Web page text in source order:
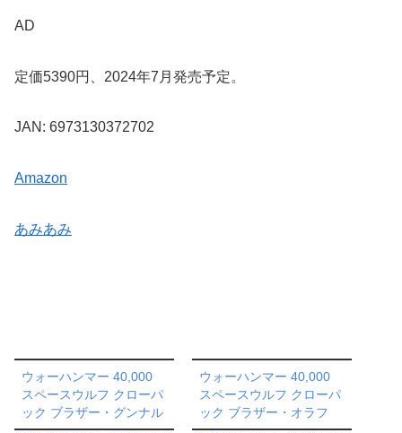
AD
定価5390円、2024年7月発売予定。
JAN: 6973130372702
Amazon
あみあみ
ウォーハンマー 40,000
スペースウルフ クローパ
ック ブラザー・グンナル
ウォーハンマー 40,000
スペースウルフ クローパ
ック ブラザー・オラフ